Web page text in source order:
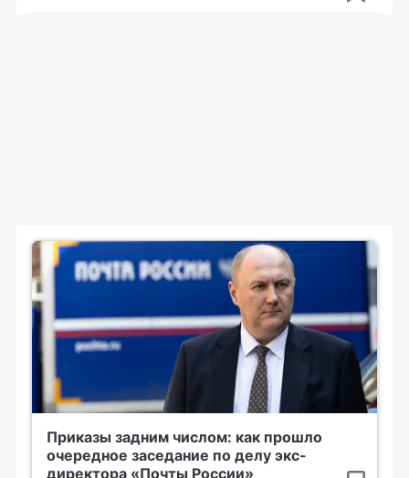
Приказы задним числом: как прошло
очередное заседание по делу экс-
директора «Почты России»